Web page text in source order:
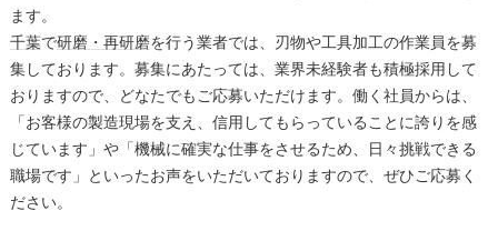
ます。
千葉で研磨・再研磨を行う業者では、刃物や工具加工の作業員を募
集しております。募集にあたっては、業界未経験者も積極採用して
おりますので、どなたでもご応募いただけます。働く社員からは、
「お客様の製造現場を支え、信用してもらっていることに誇りを感
じています」や「機械に確実な仕事をさせるため、日々挑戦できる
職場です」といったお声をいただいておりますので、ぜひご応募く
ださい。